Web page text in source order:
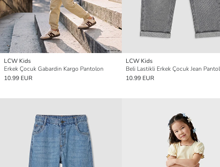
LCW Kids
Erkek Çocuk Gabardin Kargo Pantolon
10.99 EUR
LCW Kids
Beli Lastikli Erkek Çocuk Jean
10.99 EUR